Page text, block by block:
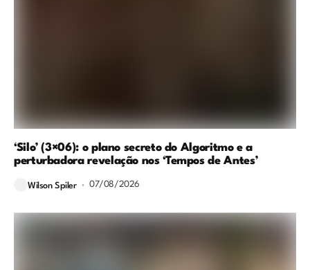
‘Silo’ (3×06): o plano secreto do Algoritmo e a
perturbadora revelação nos ‘Tempos de Antes’
Wilson Spiler 07/08/2026